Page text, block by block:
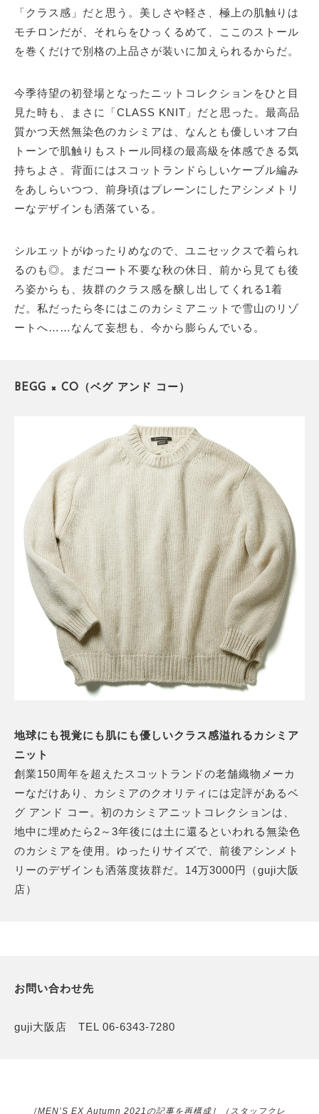
「クラス感」だと思う。美しさや軽さ、極上の肌触りは
モチロンだが、それらをひっくるめて、ここのストール
を巻くだけで別格の上品さが装いに加えられるからだ。
今季待望の初登場となったニットコレクションをひと目
見た時も、まさに「CLASS KNIT」だと思った。最高品
質かつ天然無染色のカシミアは、なんとも優しいオフ白
トーンで肌触りもストール同様の最高級を体感できる気
持ちよさ。背面にはスコットランドらしいケーブル編み
をあしらいつつ、前身頃はプレーンにしたアシンメトリ
ーなデザインも洒落ている。
シルエットがゆったりめなので、ユニセックスで着られ
るのも◎。まだコート不要な秋の休日、前から見ても後
ろ姿からも、抜群のクラス感を醸し出してくれる1着
だ。私だったら冬にはこのカシミアニットで雪山のリゾ
ートへ……なんて妄想も、今から膨らんでいる。
BEGG × CO（ベグ アンド コー）
地球にも視覚にも肌にも優しいクラス感溢れるカシミア
ニット
創業150周年を超えたスコットランドの老舗織物メーカ
ーなだけあり、カシミアのクオリティには定評があるベ
グ アンド コー。初のカシミアニットコレクションは、
地中に埋めたら2～3年後には土に還るといわれる無染色
のカシミアを使用。ゆったりサイズで、前後アシンメト
リーのデザインも洒落度抜群だ。14万3000円（guji大阪
店）
お問い合わせ先
guji大阪店 TEL 06-6343-7280
［MEN’S EX Autumn 2021の記事を再構成］（スタッフクレ